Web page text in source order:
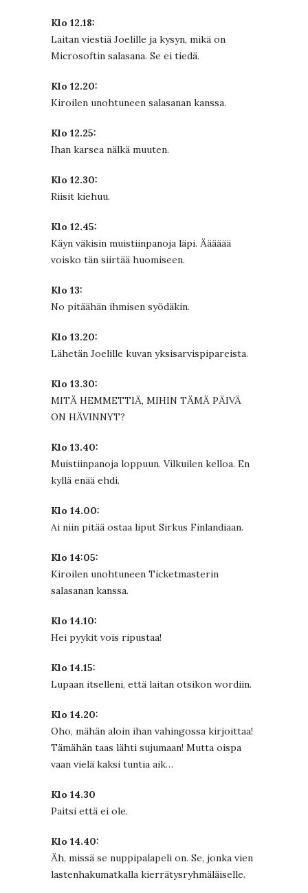
Klo 12.18:
Laitan viestiä Joelille ja kysyn, mikä on
Microsoftin salasana. Se ei tiedä.
Klo 12.20:
Kiroilen unohtuneen salasanan kanssa.
Klo 12.25:
Ihan karsea nälkä muuten.
Klo 12.30:
Riisit kiehuu.
Klo 12.45:
Käyn väkisin muistiinpanoja läpi. Ääääää
voisko tän siirtää huomiseen.
Klo 13:
No pitäähän ihmisen syödäkin.
Klo 13.20:
Lähetän Joelille kuvan yksisarvispipareista.
Klo 13.30:
MITÄ HEMMETTIÄ, MIHIN TÄMÄ PÄIVÄ
ON HÄVINNYT?
Klo 13.40:
Muistiinpanoja loppuun. Vilkuilen kelloa. En
kyllä enää ehdi.
Klo 14.00:
Ai niin pitää ostaa liput Sirkus Finlandiaan.
Klo 14:05:
Kiroilen unohtuneen Ticketmasterin
salasanan kanssa.
Klo 14.10:
Hei pyykit vois ripustaa!
Klo 14.15:
Lupaan itselleni, että laitan otsikon wordiin.
Klo 14.20:
Oho, mähän aloin ihan vahingossa kirjoittaa!
Tämähän taas lähti sujumaan! Mutta oispa
vaan vielä kaksi tuntia aik…
Klo 14.30
Paitsi että ei ole.
Klo 14.40:
Äh, missä se nuppipalapeli on. Se, jonka vien
lastenhakumatkalla kierrätysryhmäläiselle.